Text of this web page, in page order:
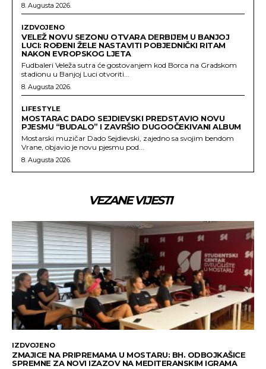
8. Augusta 2026.
IZDVOJENO
VELEŽ NOVU SEZONU OTVARA DERBIJEM U BANJOJ
LUCI: ROĐENI ŽELE NASTAVITI POBJEDNIČKI RITAM
NAKON EVROPSKOG LJETA
Fudbaleri Veleža sutra će gostovanjem kod Borca na Gradskom
stadionu u Banjoj Luci otvoriti...
8. Augusta 2026.
LIFESTYLE
MOSTARAC DADO SEJDIEVSKI PREDSTAVIO NOVU
PJESMU “BUDALO” I ZAVRŠIO DUGOOČEKIVANI ALBUM
Mostarski muzičar Dado Sejdievski, zajedno sa svojim bendom
Vrane, objavio je novu pjesmu pod...
8. Augusta 2026.
VEZANE VIJESTI
IZDVOJENO
ZMAJICE NA PRIPREMAMA U MOSTARU: BH. ODBOJKAŠICE
SPREMNE ZA NOVI IZAZOV NA MEDITERANSKIM IGRAMA